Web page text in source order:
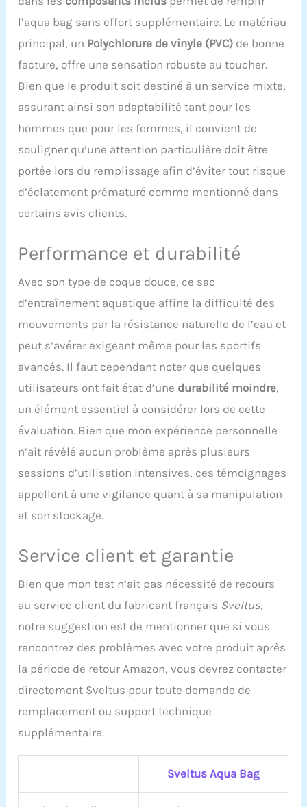
l’aqua bag sans effort supplémentaire. Le matériau
principal, un Polychlorure de vinyle (PVC) de bonne
facture, offre une sensation robuste au toucher.
Bien que le produit soit destiné à un service mixte,
assurant ainsi son adaptabilité tant pour les
hommes que pour les femmes, il convient de
souligner qu’une attention particulière doit être
portée lors du remplissage afin d’éviter tout risque
d’éclatement prématuré comme mentionné dans
certains avis clients.
Performance et durabilité
Avec son type de coque douce, ce sac
d’entraînement aquatique affine la difficulté des
mouvements par la résistance naturelle de l’eau et
peut s’avérer exigeant même pour les sportifs
avancés. Il faut cependant noter que quelques
utilisateurs ont fait état d’une durabilité moindre,
un élément essentiel à considérer lors de cette
évaluation. Bien que mon expérience personnelle
n’ait révélé aucun problème après plusieurs
sessions d’utilisation intensives, ces témoignages
appellent à une vigilance quant à sa manipulation
et son stockage.
Service client et garantie
Bien que mon test n’ait pas nécessité de recours
au service client du fabricant français Sveltus,
notre suggestion est de mentionner que si vous
rencontrez des problèmes avec votre produit après
la période de retour Amazon, vous devrez contacter
directement Sveltus pour toute demande de
remplacement ou support technique
supplémentaire.
Sveltus Aqua Bag